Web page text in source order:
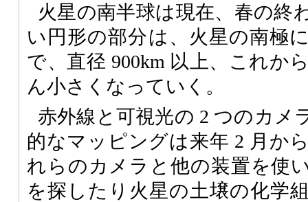
火星の南半球は現在、春の終
い円形の部分は、火星の南極
で、直径 900km 以上、これか
ん小さくなっていく。
赤外線と可視光の 2 つのカメ
的なマッピングは来年 2 月か
れらのカメラと他の装置を使
を探したり火星の土壌の化学